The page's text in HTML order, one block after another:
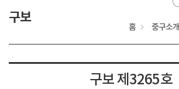
구보
홈 중구소개
구보 제3265호